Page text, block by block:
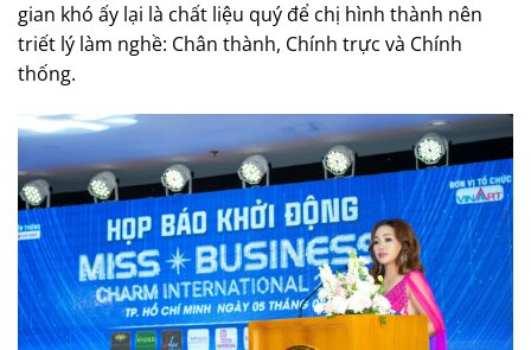
gian khó ấy lại là chất liệu quý để chị hình thành nên
triết lý làm nghề: Chân thành, Chính trực và Chính
thống.